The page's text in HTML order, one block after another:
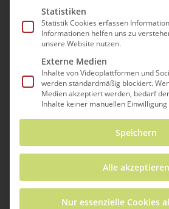
Du bist Wissenschaftler*in
internationalen
Atomphysik. Das gesamte
Ziel gesetzt den Aufbau
genauer zu untersuchen. In der
internationalen
zunächst Fragen gestellt und
zum genaueren Atomaufbau
die Hypothesen zu bestätigen
mehrere groß angelegte
Experimente geplant. Jede
Statistiken
Statistik Cookies erfassen
Informationen helfen uns zu
unsere Website nutzen.
Externe Medien
Inhalte von Videoplattformen und
werden standardmäßig blockiert.
Medien akzeptiert werden, bedarf
Inhalte keiner manuellen
Speichern
Alle akzeptieren
Nur essenzielle Cookies